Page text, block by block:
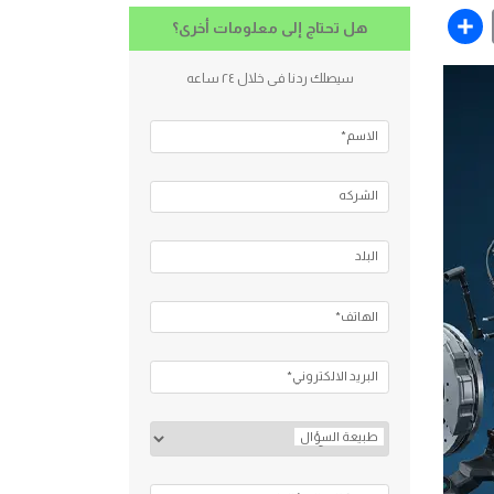
Email
Shareهل تحتاج إلى معلومات أخرى؟
سيصلك ردنا فى خلال ٢٤ ساعه
الاسم*
الشركه
البلد
الهاتف*
البريد الالكتروني*
طبيعة السؤال